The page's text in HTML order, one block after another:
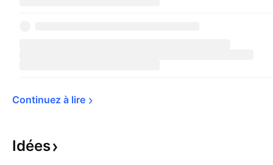
Continuez à lire
Idées